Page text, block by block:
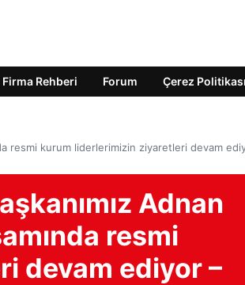
Firma Rehberi Forum Çerez Politikası
resmi kurum liderlerimizin ziyaretleri devam
Adnan
resmi
devam ediyor –